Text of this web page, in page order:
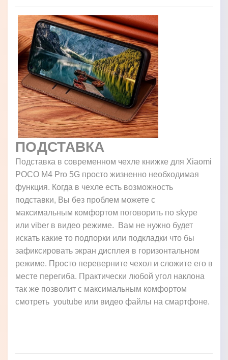
ПОДСТАВКА
Подставка в современном чехле книжке для Xiaomi
POCO M4 Pro 5G просто жизненно необходимая
функция. Когда в чехле есть возможность
подставки, Вы без проблем можете с
максимальным комфортом поговорить по skype
или viber в видео режиме. Вам не нужно будет
искать какие то подпорки или подкладки что бы
зафиксировать экран дисплея в горизонтальном
режиме. Просто переверните чехол и сложите его в
месте перегиба. Практически любой угол наклона
так же позволит с максимальным комфортом
смотреть youtube или видео файлы на смартфоне.